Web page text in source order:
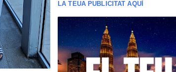
LA TEUA PUBLICITAT AQUÍ